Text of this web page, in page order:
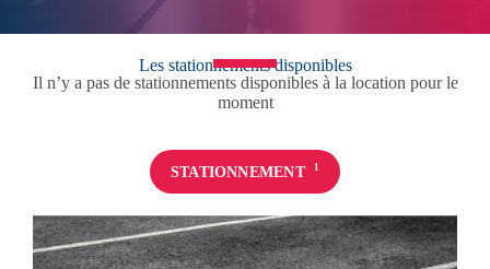
Les stationnements disponibles
Il n’y a pas de stationnements disponibles à la location pour le
moment
STATIONNEMENT 1